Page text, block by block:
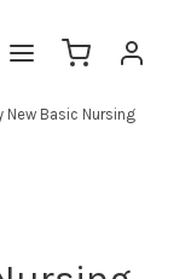
New Basic Nursing